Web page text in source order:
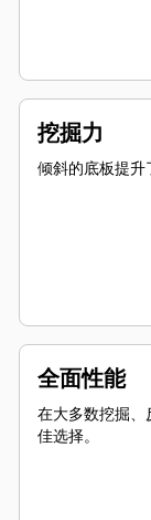
挖掘力
倾斜的底板提升
全面性能
在大多数挖掘
佳选择。